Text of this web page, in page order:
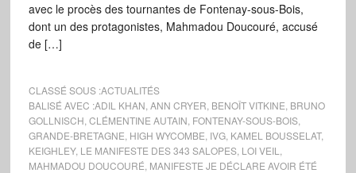
avec le procès des tournantes de Fontenay-sous-Bois,
dont un des protagonistes, Mahmadou Doucouré, accusé
de […]
CLASSÉ SOUS :ACTUALITÉS
BALISÉ AVEC :ADIL KHAN ANN CRYER BENOÎT VITKINE BRUNO
GOLLNISCH CLÉMENTINE AUTAIN FONTENAY-SOUS-BOIS,
GRANDE-BRETAGNE HIGH WYCOMBE IVG, KAMEL BOUSSELAT,
KEIGHLEY, LE MANIFESTE DES 343 SALOPES, LOI VEIL
MAHMADOU DOUCOURÉ MANIFESTE JE DÉCLARE AVOIR ÉTÉ